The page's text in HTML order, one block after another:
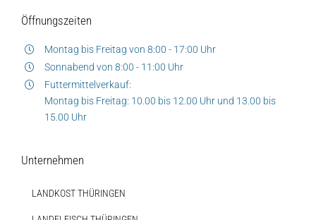
Öffnungszeiten
Montag bis Freitag von 8:00 - 17:00 Uhr
Sonnabend von 8:00 - 11:00 Uhr
Futtermittelverkauf:
Montag bis Freitag: 10.00 bis 12.00 Uhr und 13.00 bis
15.00 Uhr
Unternehmen
LANDKOST THÜRINGEN